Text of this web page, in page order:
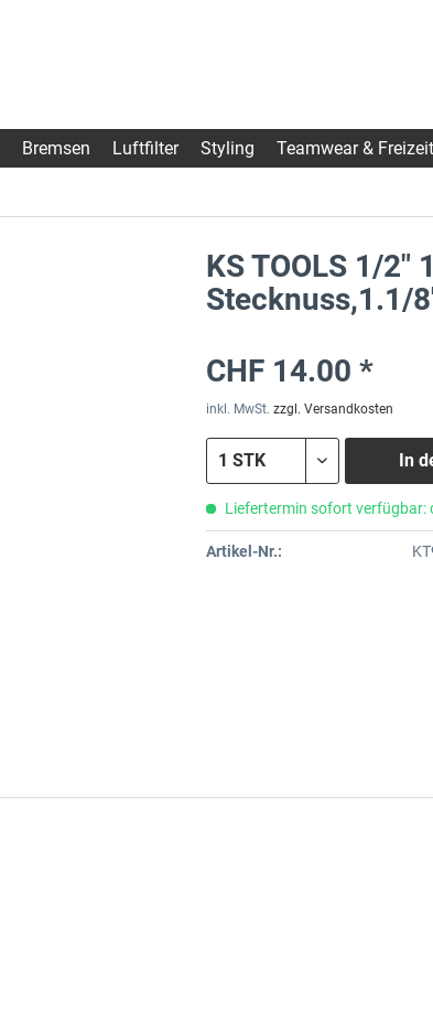
Bremsen Luftfilter Styling Teamwear & Freizeit
KS TOOLS 1/2"
Stecknuss,1.1/
CHF 14.00 *
inkl. MwSt. zzgl. Versandkosten
In
Liefertermin sofort verfügbar:
Artikel-Nr.: